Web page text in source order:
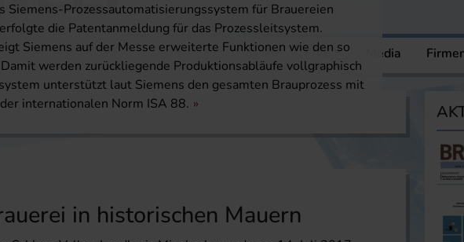
Karriere Mediathek Dossier FIVE Media
Lagerung
Siemens-Prozessautomatisierungssystem für Brauereien
die Patentanmeldung für das Prozessleitsystem.
Siemens auf der Messe erweiterte Funktionen wie den so
werden zurückliegende Produktionsabläufe vollgraphisch
unterstützt laut Siemens den gesamten Brauprozess mit
internationalen Norm ISA 88.
in historischen Mauern